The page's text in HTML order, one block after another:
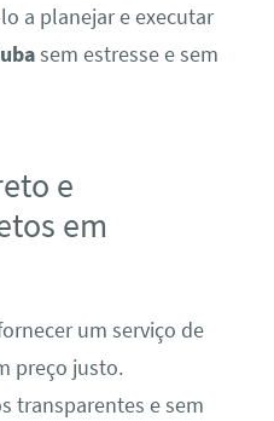
a planejar e executar
sem estresse e sem
e
em
um serviço de
preço justo.
transparentes e sem